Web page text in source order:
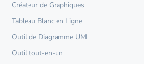
Créateur de Graphiques
Tableau Blanc en Ligne
Outil de Diagramme UML
Outil tout-en-un